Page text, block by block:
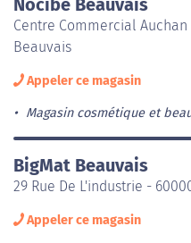
Centre Commercial
Beauvais
Appeler ce magasin
Magasin cosmétique et
BigMat Beauvais
29 Rue De L'industrie -
Appeler ce magasin